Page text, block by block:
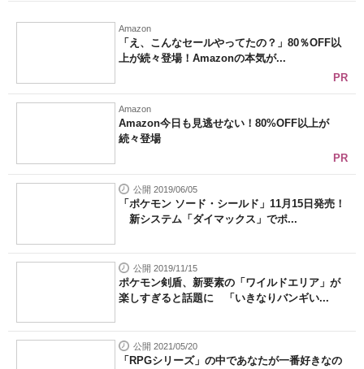
Amazon
「え、こんなセールやってたの？」80％OFF以
上が続々登場！Amazonの本気が...
PR
Amazon
Amazon今日も見逃せない！80%OFF以上が
続々登場
PR
公開 2019/06/05
「ポケモン ソード・シールド」11月15日発売！
新システム「ダイマックス」でポ...
公開 2019/11/15
ポケモン剣盾、新要素の「ワイルドエリア」が
楽しすぎると話題に 「いきなりバンギい...
公開 2021/05/20
「RPGシリーズ」の中であなたが一番好きなの